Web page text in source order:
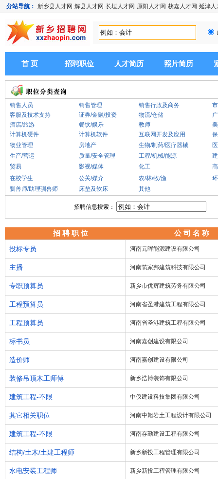
分站导航： 新乡县人才网 辉县人才网 长垣人才网 原阳人才网 获嘉人才网 延津人
首 页 招聘职位 人才简历 照片简历
销售人员 销售管理 销售行政及商务
客服及技术支持
证券/金融/投资 物流/仓储
酒店/旅游
餐饮/娱乐 教师
计算机硬件
计算机软件 互联网开发及应用
物业管理
房地产 生物/制药/医疗器械
生产/营运
质量/安全管理 工程/机械/能源
贸易
影视/媒体 化工
在校学生
公关/媒介 农/林/牧/渔
驯兽师/助理驯兽师
床垫及软床 其他
招聘信息搜索：
招 聘 职 位
公 司 名 称
投标专员
河南元晖能源建设有限公司
主播 河南筑家邦建筑科技有限公司
专职预算员 新乡市优辉建筑劳务有限公司
工程预算员 河南省圣港建筑工程有限公司
工程预算员 河南省圣港建筑工程有限公司
标书员 河南嘉创建设有限公司
造价师 河南嘉创建设有限公司
装修吊顶木工师傅 新乡浩博装饰有限公司
建筑工程-不限 中仪建设科技集团有限公司
其它相关职位 河南中旭岩土工程设计有限公司
建筑工程-不限 河南存勤建设工程有限公司
结构/土木/土建工程师 新乡新投工程管理有限公司
水电安装工程师 新乡新投工程管理有限公司